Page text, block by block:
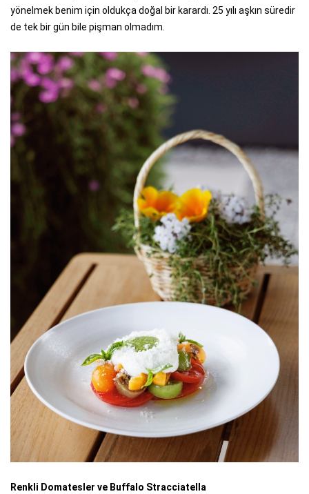
yönelmek benim için oldukça doğal bir karardı. 25 yılı aşkın süredir
de tek bir gün bile pişman olmadım.
Renkli Domatesler ve Buffalo Stracciatella